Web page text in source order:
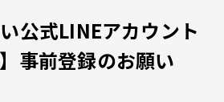
公式LINEアカウント
事前登録のお願い